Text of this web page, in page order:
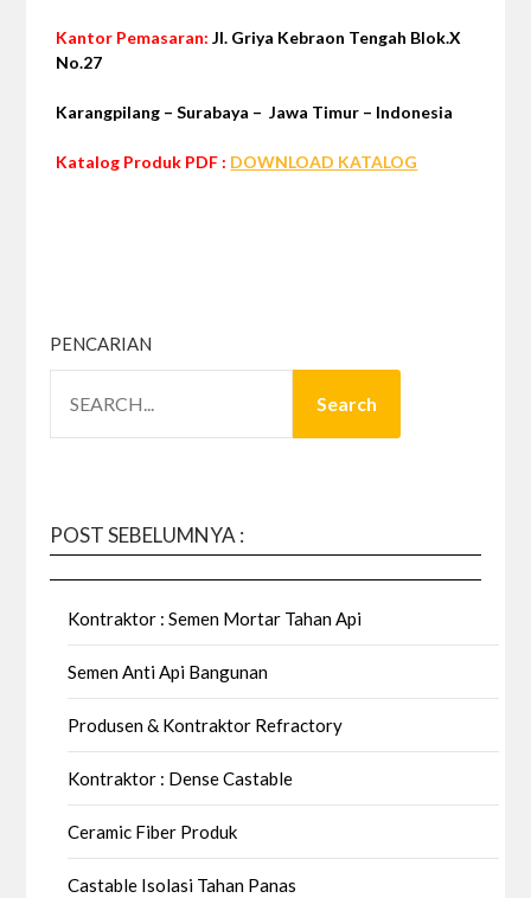
Kantor Pemasaran:Jl. Griya Kebraon Tengah Blok.X
No.27
Karangpilang – Surabaya – Jawa Timur – Indonesia
Katalog Produk PDF : DOWNLOAD KATALOG
PENCARIAN
Search
POST SEBELUMNYA :
Kontraktor : Semen Mortar Tahan Api
Semen Anti Api Bangunan
Produsen & Kontraktor Refractory
Kontraktor : Dense Castable
Ceramic Fiber Produk
Castable Isolasi Tahan Panas